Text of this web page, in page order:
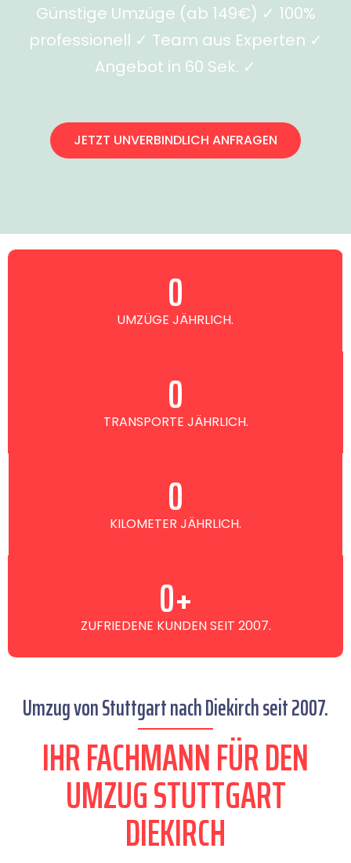
Günstige Umzüge (ab 149€) ✓ 100%
professionell ✓ Team aus Experten ✓
Angebot in 60 Sek. ✓
JETZT UNVERBINDLICH ANFRAGEN
UMZÜGE JÄHRLICH.
0
TRANSPORTE JÄHRLICH.
0
KILOMETER JÄHRLICH.
0
ZUFRIEDENE KUNDEN SEIT 2007.
0+
Umzug von Stuttgart nach Diekirch seit 2007.
IHR FACHMANN FÜR DEN
UMZUG STUTTGART
DIEKIRCH